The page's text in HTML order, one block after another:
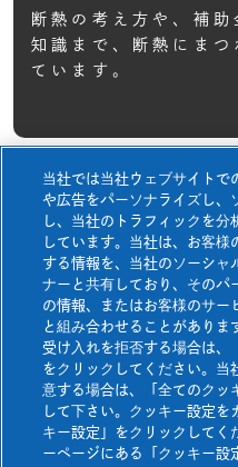
非住宅TOP
断熱等級7について
快適空間研究所
よくあるご質問
資料請求
壁施工資
ネオマゼウス
ネオマフィットテープ
ネオマスパンビスⅠ
ネオマスパンビスⅡ
熱膨張性目地材
断熱等級7について
快適空間研究所
断熱の考え方や、補
知識まで、 断熱にまつ
ています。
壁施工資料
カタログ・チ
防耐火構造認
当社では当社ウェブサイトで
や広告をパーソナライズし
し、当社のトラフィックを
しています。当社は、お客
する情報を、当社のソーシャ
ナーと共有しており、その
の情報、またはお客様のサ
と組み合わせることがあり
受け入れを拒否する場合は、
をクリックしてください。
意する場合は、「全てのクッ
して下さい。クッキー設定
キー設定」をクリックしてく
ーページにある「クッキー